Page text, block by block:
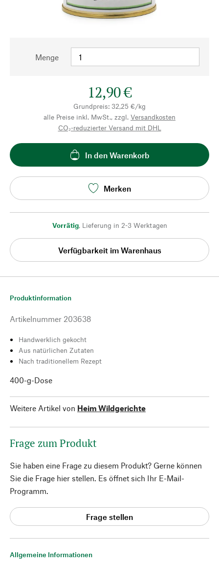
Menge
12,90 €
Grundpreis: 32,25 €/kg
alle Preise inkl. MwSt., zzgl. Versandkosten
CO₂-reduzierter Versand mit DHL
In den Warenkorb
Merken
Vorrätig, Lieferung in 2-3 Werktagen
Verfügbarkeit im Warenhaus
Allgemeine Informationen
Produktinformation
Artikelnummer 203638
Handwerklich gekocht
Aus natürlichen Zutaten
Nach traditionellem Rezept
400-g-Dose
Weitere Artikel von Heim Wildgerichte
Frage zum Produkt
Sie haben eine Frage zu diesem Produkt? Gerne können
Sie die Frage hier stellen. Es öffnet sich Ihr E-Mail-
Programm.
Frage stellen